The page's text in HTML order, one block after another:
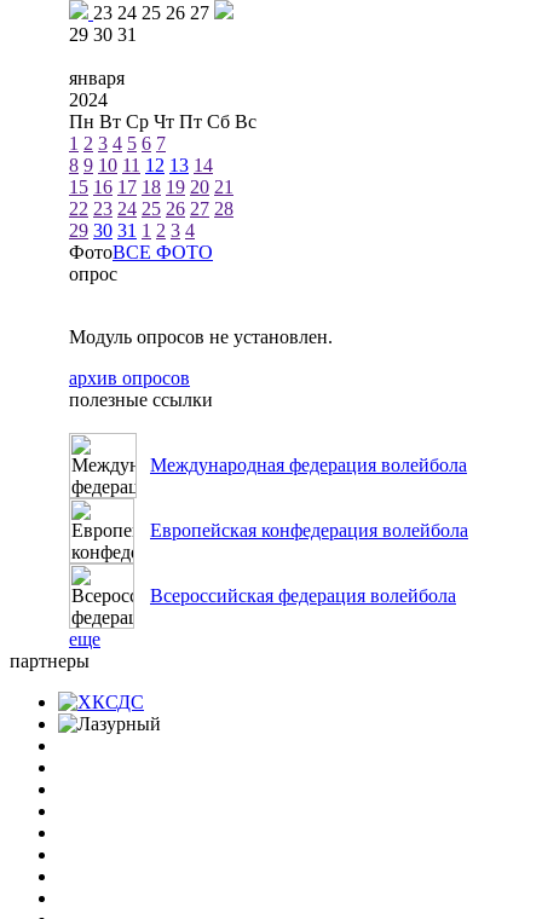
23 24 25 26 27
29 30 31
января
2024
Пн Вт Ср Чт Пт Сб Вс
1 2 3 4 5 6 7
8 9 10 11 12 13 14
15 16 17 18 19 20 21
22 23 24 25 26 27 28
29 30 31 1 2 3 4
ФотоВСЕ ФОТО
опрос
Модуль опросов не установлен.
архив опросов
полезные ссылки
Международная федерация волейбола
Европейская конфедерация волейбола
Всероссийская федерация волейбола
еще
партнеры